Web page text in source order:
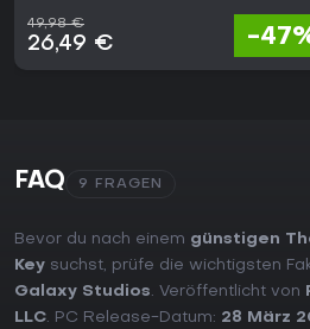
49,98 €
26,49 € -
FAQ 9 FRAGEN
Bevor du nach einem günstigen
Key suchst, prüfe die wichtigsten
Galaxy Studios. Veröffentlicht von
LLC. PC Release-Datum: 28 März